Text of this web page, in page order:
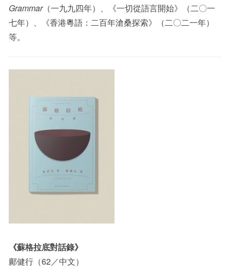
Grammar（一九九四年）、《一切從語言開始》（二〇一
七年）、《香港粵語：二百年滄桑探索》（二〇二一年）
等。
《蘇格拉底對話錄》
鄺健行（62／中文）